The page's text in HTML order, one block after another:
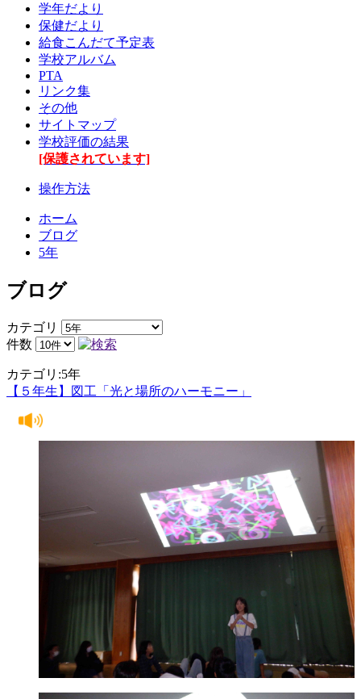
学年だより
保健だより
給食こんだて予定表
学校アルバム
PTA
リンク集
その他
サイトマップ
学校評価の結果
[保護されています]
操作方法
ホーム
ブログ
5年
ブログ
カテゴリ
件数
カテゴリ:5年
【５年生】図工「光と場所のハーモニー」